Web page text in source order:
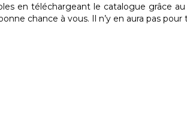
en téléchargeant le catalogue grâce au
chance à vous. Il n’y en aura pas pour